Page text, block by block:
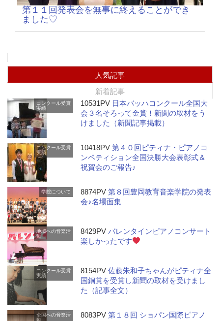
第１１回発表会を無事に終えることができ
ました♡
人気記事
新着記事
コンクール受賞
実績
10531PV 日本バッハコンクール全国大
会３名そろって金賞！新聞の取材をう
けました（新聞記事掲載）
コンクール受賞
実績
10418PV第４０回ピティナ・ピアノコ
ンペティション全国決勝大会表彰式＆
祝賀会のご報告♪
学院について 8874PV第８回豊岡教育音楽学院の発表
会♪名場面集
地域への音楽活
動
8429PVバレンタインピアノコンサート
楽しかったです
コンクール受賞
実績
8154PV佐藤朱和子ちゃんがピティナ全
国銅賞を受賞し新聞の取材を受けまし
た（記事全文）
全国への音楽活
動
8083PV第１８回 ショパン国際ピアノ